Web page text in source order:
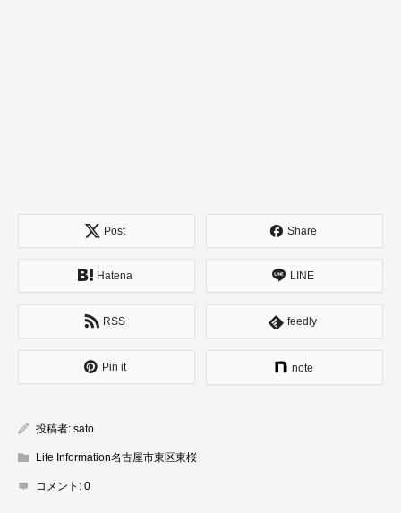
Post Share
Hatena LINE
RSS feedly
Pin it note
投稿者: sato
Life Information名古屋市東区東桜
コメント: 0